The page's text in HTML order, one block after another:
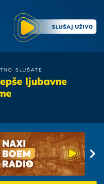
SLUŠATE
ljubavne
Denis & Denis
Voli Me Jos Ovu Noc